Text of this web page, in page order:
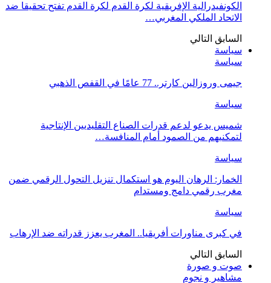
الكونفيدرالية الإفريقية لكرة القدم لكرة القدم تفتح تحقيقا ضد
الاتحاد الملكي المغربي…
السابق التالي
سياسة
سياسة
جيمى وروزالين كارتر.. 77 عامًا في القفص الذهبي
سياسة
شميس يدعو لدعم قدرات الصناع التقليديين الإنتاجية
لتمكنيهم من الصمود أمام المنافسة…
سياسة
الخمار: الرهان اليوم هو استكمال تنزيل التحول الرقمي ضمن
مغرب رقمي دامج ومستدام
سياسة
في كبرى مناورات أفريقيا.. المغرب يعزز قدراته ضد الإرهاب
السابق التالي
صوت و صورة
مشاهير و نجوم